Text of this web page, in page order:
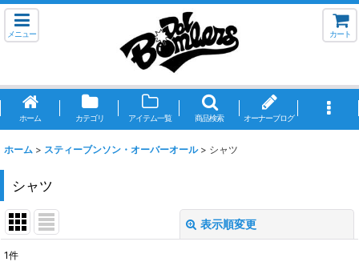
メニュー カート
ホーム カテゴリ アイテム一覧 商品検索 オーナーブログ
ホーム > スティーブンソン・オーバーオール > シャツ
シャツ
表示順変更
1件